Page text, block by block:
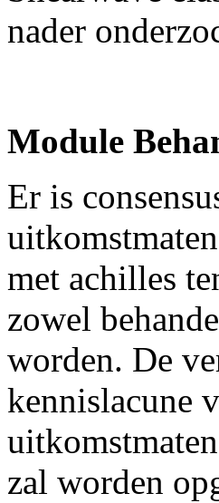
nader
Module
Er is
met achilles
zowel
worden. De
kennislacune
zal worden